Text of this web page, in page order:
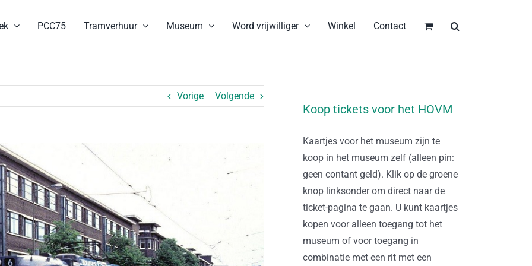
PCC75 Tramverhuur Museum Word vrijwilliger Winkel Contact
Vorige Volgende
Koop tickets voor het HOVM
Kaartjes voor het museum zijn te
koop in het museum zelf (alleen pin:
geen contant geld). Klik op de groene
knop linksonder om direct naar de
ticket-pagina te gaan. U kunt kaartjes
kopen voor alleen toegang tot het
museum of voor toegang in
combinatie met een rit met een